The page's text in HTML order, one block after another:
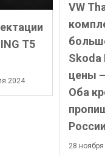
T5
2024
VW
Skoda
цены
Оба
28